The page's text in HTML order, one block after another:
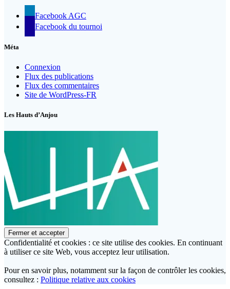
Facebook AGC
Facebook du tournoi
Méta
Connexion
Flux des publications
Flux des commentaires
Site de WordPress-FR
Les Hauts d’Anjou
Confidentialité et cookies : ce site utilise des cookies. En continuant
à utiliser ce site Web, vous acceptez leur utilisation.
Pour en savoir plus, notamment sur la façon de contrôler les cookies,
consultez : Politique relative aux cookies